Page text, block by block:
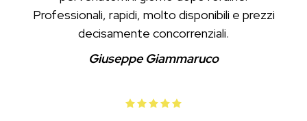
Professionali, rapidi, molto disponibili e prezzi
decisamente concorrenziali.
Giuseppe Giammaruco